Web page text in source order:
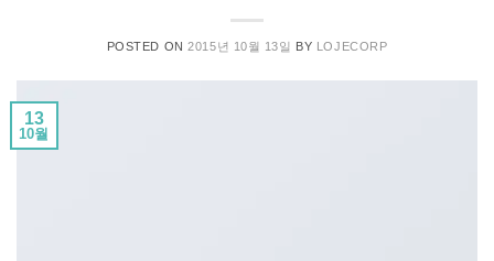
POSTED ON2015년 10월 13일 BY LOJECORP
13
10월